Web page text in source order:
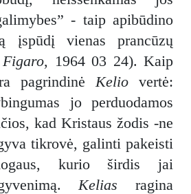
- taip apibūdino
įspūdį vienas prancūzų
, 1964 03 24). Kaip
pagrindinė Keliovertė:
jo perduodamos
kad Kristaus žodis -ne
tikrovė, galinti pakeisti
kurio širdis jai
Kelias ragina